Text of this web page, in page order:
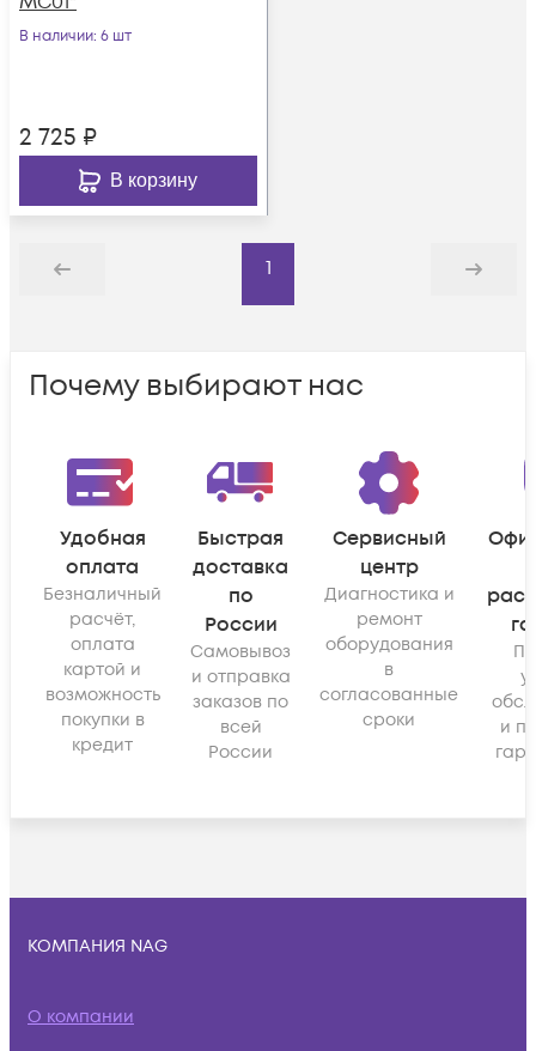
В наличии: 6 шт
2 725 ₽
В корзину
Назад
1
Дальше
Почему выбирают нас
Удобная
оплата
Безналичный
расчёт,
оплата
картой и
возможность
покупки в
кредит
Быстрая
доставка
по
России
Самовывоз
и отправка
заказов по
всей
России
Сервисный
центр
Диагностика и
ремонт
оборудования
в
согласованные
сроки
и
КОМПАНИЯ NAG
О компании